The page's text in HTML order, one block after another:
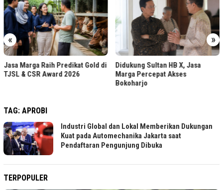
« »
Jasa Marga Raih Predikat Gold di
TJSL & CSR Award 2026
Didukung Sultan HB X, Jasa
Marga Percepat Akses
Bokoharjo
TAG: APROBI
Industri Global dan Lokal Memberikan Dukungan
Kuat pada Automechanika Jakarta saat
Pendaftaran Pengunjung Dibuka
TERPOPULER